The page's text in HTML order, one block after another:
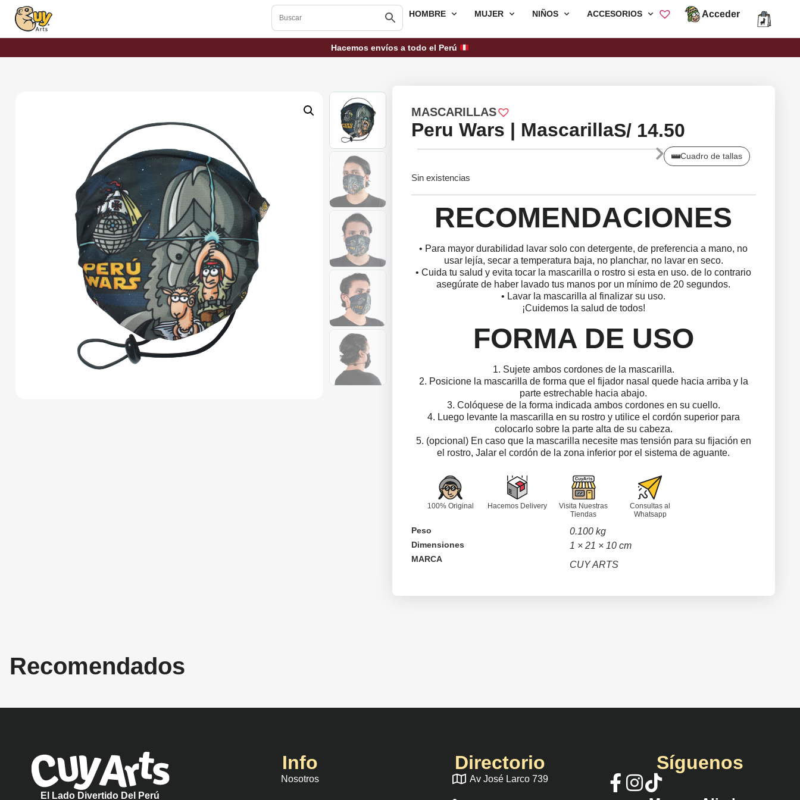
HOMBRE MUJER NIÑOS ACCESORIOS Acceder
Hacemos envíos a todo el Perú
MASCARILLAS
Peru Wars | MascarillaS/14.50
Cuadro de tallas
Sin existencias
RECOMENDACIONES
• Para mayor durabilidad lavar solo con detergente, de preferencia a mano, no
usar lejía, secar a temperatura baja, no planchar, no lavar en seco.
• Cuida tu salud y evita tocar la mascarilla o rostro si esta en uso. de lo contrario
asegúrate de haber lavado tus manos por un mínimo de 20 segundos.
• Lavar la mascarilla al finalizar su uso.
¡Cuidemos la salud de todos!
FORMA DE USO
1. Sujete ambos cordones de la mascarilla.
2. Posicione la mascarilla de forma que el fijador nasal quede hacia arriba y la
parte estrechable hacia abajo.
3. Colóquese de la forma indicada ambos cordones en su cuello.
4. Luego levante la mascarilla en su rostro y utilice el cordón superior para
colocarlo sobre la parte alta de su cabeza.
5. (opcional) En caso que la mascarilla necesite mas tensión para su fijación en
el rostro, Jalar el cordón de la zona inferior por el sistema de aguante.
100% Original Hacemos Delivery
Visita Nuestras
Tiendas
Consultas al
Whatsapp
Peso 0.100 kg
Dimensiones 1 × 21 × 10 cm
MARCA
CUY ARTS
Recomendados
El Lado Divertido Del Perú
Info
Nosotros
Directorio
Av José Larco 739
Síguenos